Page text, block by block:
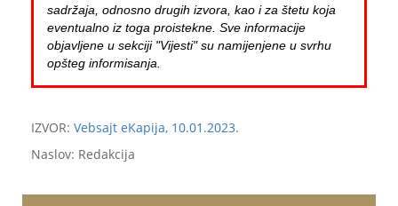
sadržaja, odnosno drugih izvora, kao i za štetu koja
eventualno iz toga proistekne. Sve informacije
objavljene u sekciji "Vijesti" su namijenjene u svrhu
opšteg informisanja.
IZVOR: Vebsajt eKapija, 10.01.2023.
Naslov: Redakcija